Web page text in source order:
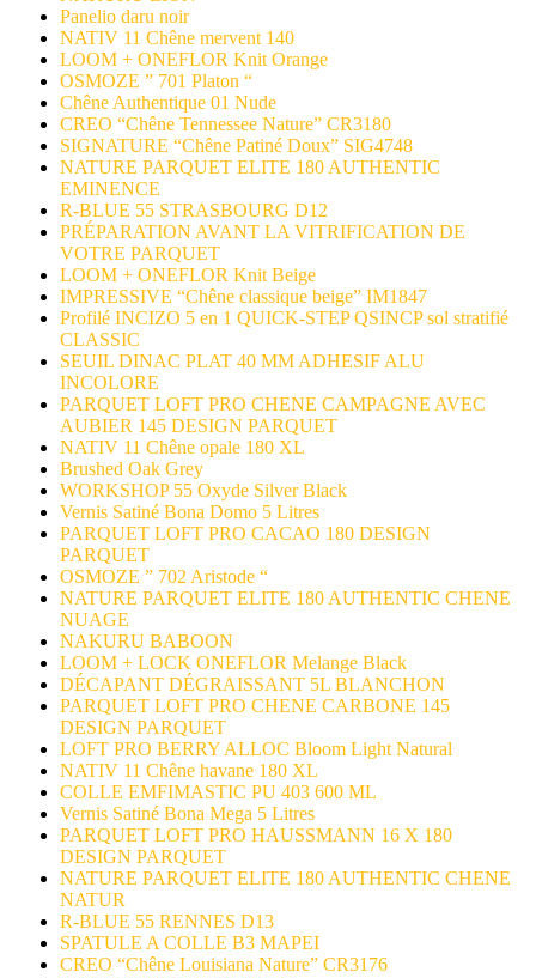
Panelio daru noir
NATIV 11 Chêne mervent 140
LOOM + ONEFLOR Knit Orange
OSMOZE ” 701 Platon “
Chêne Authentique 01 Nude
CREO “Chêne Tennessee Nature” CR3180
SIGNATURE “Chêne Patiné Doux” SIG4748
NATURE PARQUET ELITE 180 AUTHENTIC
EMINENCE
R-BLUE 55 STRASBOURG D12
PRÉPARATION AVANT LA VITRIFICATION DE
VOTRE PARQUET
LOOM + ONEFLOR Knit Beige
IMPRESSIVE “Chêne classique beige” IM1847
Profilé INCIZO 5 en 1 QUICK-STEP QSINCP sol stratifié
CLASSIC
SEUIL DINAC PLAT 40 MM ADHESIF ALU
INCOLORE
PARQUET LOFT PRO CHENE CAMPAGNE AVEC
AUBIER 145 DESIGN PARQUET
NATIV 11 Chêne opale 180 XL
Brushed Oak Grey
WORKSHOP 55 Oxyde Silver Black
Vernis Satiné Bona Domo 5 Litres
PARQUET LOFT PRO CACAO 180 DESIGN
PARQUET
OSMOZE ” 702 Aristode “
NATURE PARQUET ELITE 180 AUTHENTIC CHENE
NUAGE
NAKURU BABOON
LOOM + LOCK ONEFLOR Melange Black
DÉCAPANT DÉGRAISSANT 5L BLANCHON
PARQUET LOFT PRO CHENE CARBONE 145
DESIGN PARQUET
LOFT PRO BERRY ALLOC Bloom Light Natural
NATIV 11 Chêne havane 180 XL
COLLE EMFIMASTIC PU 403 600 ML
Vernis Satiné Bona Mega 5 Litres
PARQUET LOFT PRO HAUSSMANN 16 X 180
DESIGN PARQUET
NATURE PARQUET ELITE 180 AUTHENTIC CHENE
NATUR
R-BLUE 55 RENNES D13
SPATULE A COLLE B3 MAPEI
CREO “Chêne Louisiana Nature” CR3176